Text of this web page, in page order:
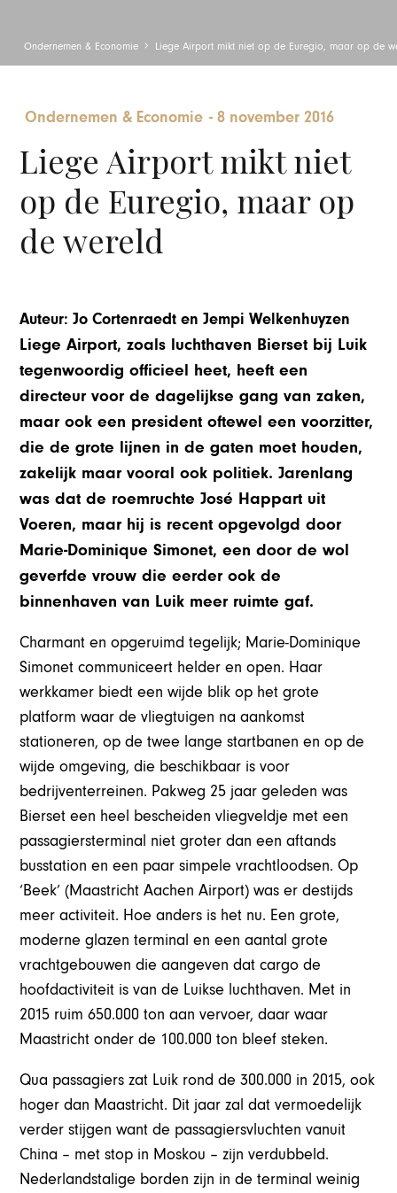
Ondernemen & Economie Liege Airport mikt niet op de Euregio, maar op de
Ondernemen & Economie -8 november 2016
Liege Airport mikt niet
op de Euregio, maar op
de wereld
Auteur: Jo Cortenraedt en Jempi Welkenhuyzen
Liege Airport, zoals luchthaven Bierset bij Luik
tegenwoordig officieel heet, heeft een
directeur voor de dagelijkse gang van zaken,
maar ook een president oftewel een voorzitter,
die de grote lijnen in de gaten moet houden,
zakelijk maar vooral ook politiek. Jarenlang
was dat de roemruchte José Happart uit
Voeren, maar hij is recent opgevolgd door
Marie-Dominique Simonet, een door de wol
geverfde vrouw die eerder ook de
binnenhaven van Luik meer ruimte gaf.
Charmant en opgeruimd tegelijk; Marie-Dominique
Simonet communiceert helder en open. Haar
werkkamer biedt een wijde blik op het grote
platform waar de vliegtuigen na aankomst
stationeren, op de twee lange startbanen en op de
wijde omgeving, die beschikbaar is voor
bedrijventerreinen. Pakweg 25 jaar geleden was
Bierset een heel bescheiden vliegveldje met een
passagiersterminal niet groter dan een aftands
busstation en een paar simpele vrachtloodsen. Op
‘Beek’ (Maastricht Aachen Airport) was er destijds
meer activiteit. Hoe anders is het nu. Een grote,
moderne glazen terminal en een aantal grote
vrachtgebouwen die aangeven dat cargo de
hoofdactiviteit is van de Luikse luchthaven. Met in
2015 ruim 650.000 ton aan vervoer, daar waar
Maastricht onder de 100.000 ton bleef steken.
Qua passagiers zat Luik rond de 300.000 in 2015, ook
hoger dan Maastricht. Dit jaar zal dat vermoedelijk
verder stijgen want de passagiersvluchten vanuit
China – met stop in Moskou – zijn verdubbeld.
Nederlandstalige borden zijn in de terminal weinig